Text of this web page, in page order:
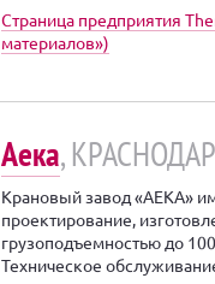
Страница предприятия
материалов»)
Аека, КРАСНОДАР
Крановый завод «АЕКА»
проектирование,
грузоподъемностью до
Техническое